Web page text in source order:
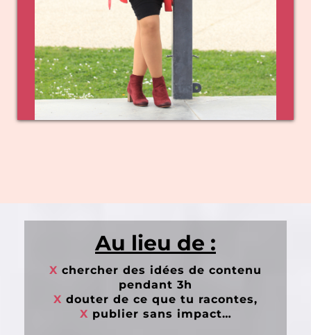
Au lieu de :
X chercher des idées de contenu
pendant 3h
X douter de ce que tu racontes,
X publier sans impact…